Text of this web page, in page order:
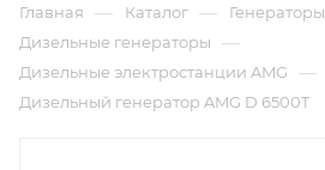
Главная — Каталог — Генераторы
Дизельные генераторы —
Дизельные электростанции AMG —
Дизельный генератор AMG D 6500T